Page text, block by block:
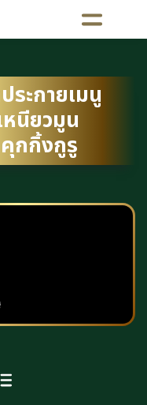
ระกายเมนู
หนียวมูน
กกิ้งกูรู